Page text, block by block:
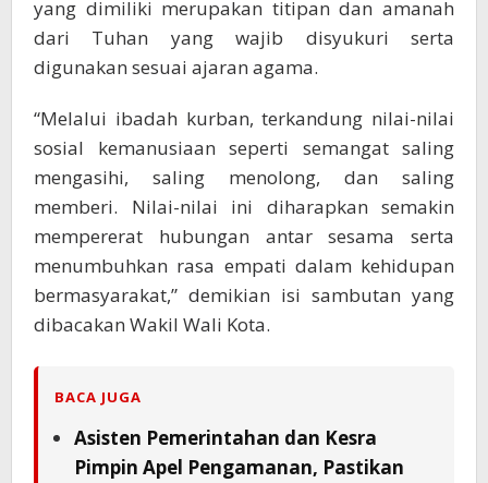
yang dimiliki merupakan titipan dan amanah
dari Tuhan yang wajib disyukuri serta
digunakan sesuai ajaran agama.
“Melalui ibadah kurban, terkandung nilai-nilai
sosial kemanusiaan seperti semangat saling
mengasihi, saling menolong, dan saling
memberi. Nilai-nilai ini diharapkan semakin
mempererat hubungan antar sesama serta
menumbuhkan rasa empati dalam kehidupan
bermasyarakat,” demikian isi sambutan yang
dibacakan Wakil Wali Kota.
BACA JUGA
Asisten Pemerintahan dan Kesra
Pimpin Apel Pengamanan, Pastikan